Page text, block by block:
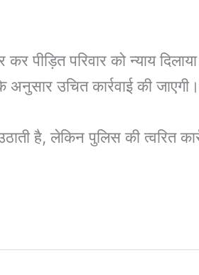
कर पीड़ित परिवार को न्याय
उचित कार्रवाई की
है, लेकिन पुलिस की त्वरित